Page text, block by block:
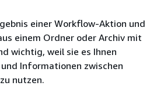
einer Workflow-Aktion und
einem Ordner oder Archiv mit
wichtig, weil sie es Ihnen
Informationen zwischen
nutzen.